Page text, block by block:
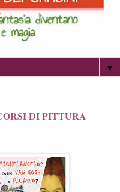
▼
DI PITTURA